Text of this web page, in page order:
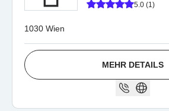
5.0 (1)
1030 Wien
MEHR DETAILS